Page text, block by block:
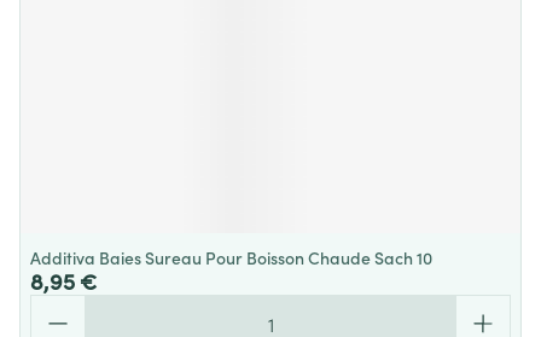
Additiva Baies Sureau Pour Boisson Chaude Sach 10
8,95 €